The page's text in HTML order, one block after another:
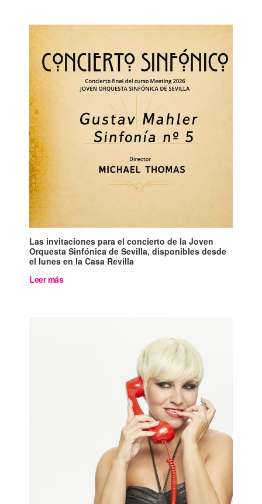
Las invitaciones para el concierto de la Joven
Orquesta Sinfónica de Sevilla, disponibles desde
el lunes en la Casa Revilla
Leer más